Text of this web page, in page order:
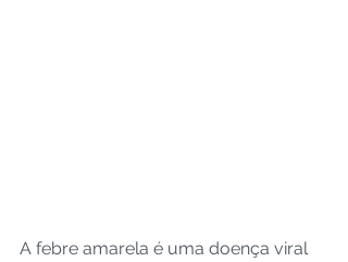
A febre amarela é uma doença viral